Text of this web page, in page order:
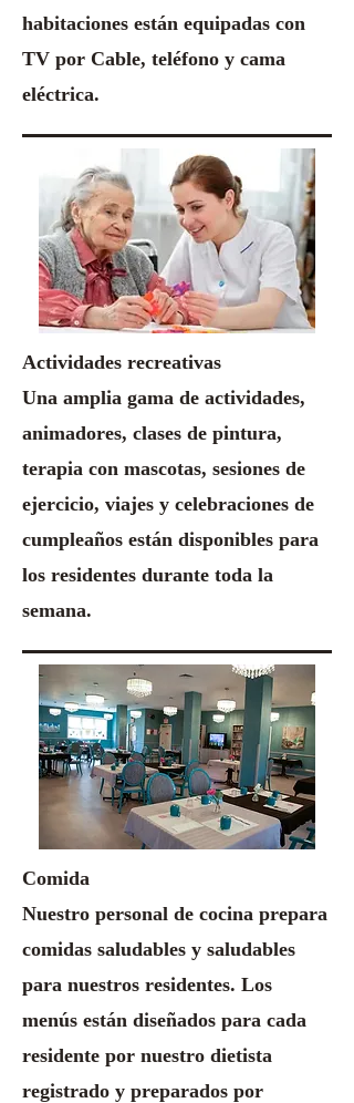
habitaciones están equipadas con
TV por Cable, teléfono y cama
eléctrica.
Actividades recreativas
Una amplia gama de actividades,
animadores, clases de pintura,
terapia con mascotas, sesiones de
ejercicio, viajes y celebraciones de
cumpleaños están disponibles para
los residentes durante toda la
semana.
Comida
Nuestro personal de cocina prepara
comidas saludables y saludables
para nuestros residentes. Los
menús están diseñados para cada
residente por nuestro dietista
registrado y preparados por